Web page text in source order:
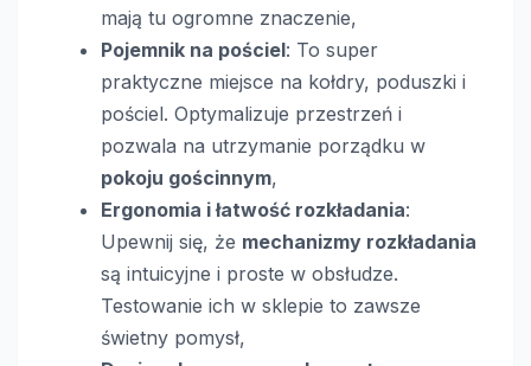
mają tu ogromne znaczenie,
Pojemnik na pościel: To super
praktyczne miejsce na kołdry, poduszki i
pościel. Optymalizuje przestrzeń i
pozwala na utrzymanie porządku w
pokoju gościnnym,
Ergonomia i łatwość rozkładania:
Upewnij się, że mechanizmy rozkładania
są intuicyjne i proste w obsłudze.
Testowanie ich w sklepie to zawsze
świetny pomysł,